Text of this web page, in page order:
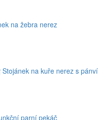
na žebra nerez
Stojánek na kuře nerez s pánví
parní pekáč